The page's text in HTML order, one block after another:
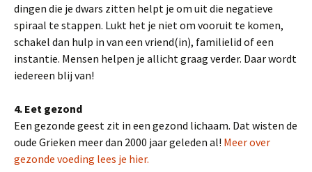
dingen die je dwars zitten helpt je om uit die negatieve
spiraal te stappen. Lukt het je niet om vooruit te komen,
schakel dan hulp in van een vriend(in), familielid of een
instantie. Mensen helpen je allicht graag verder. Daar wordt
iedereen blij van!
4. Eet gezond
Een gezonde geest zit in een gezond lichaam. Dat wisten de
oude Grieken meer dan 2000 jaar geleden al! Meer over
gezonde voeding lees je hier.